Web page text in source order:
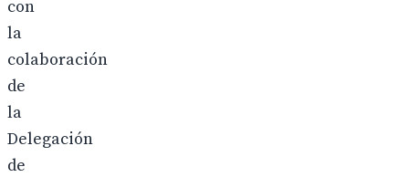
con
la
colaboración
de
la
Delegación
de